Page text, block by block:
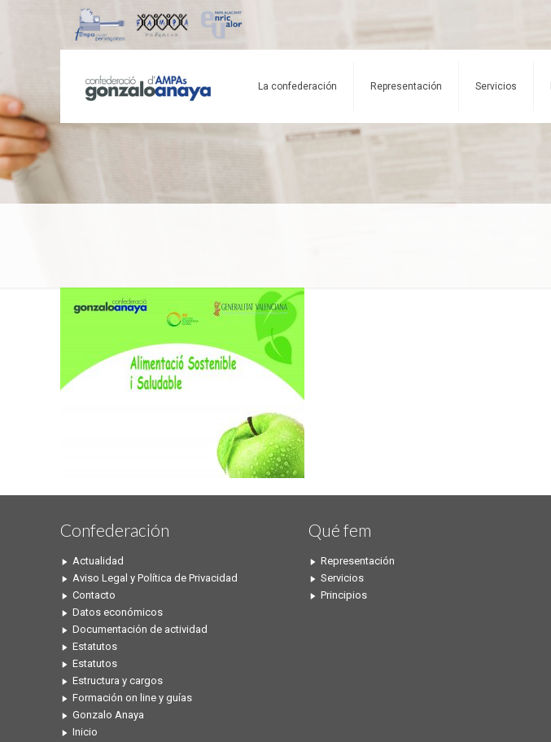
La confederación Representación Servicios
Confederación
Actualidad
Aviso Legal y Política de Privacidad
Contacto
Datos económicos
Documentación de actividad
Estatutos
Estatutos
Estructura y cargos
Formación on line y guías
Gonzalo Anaya
Inicio
Qué fem
Representación
Servicios
Principios